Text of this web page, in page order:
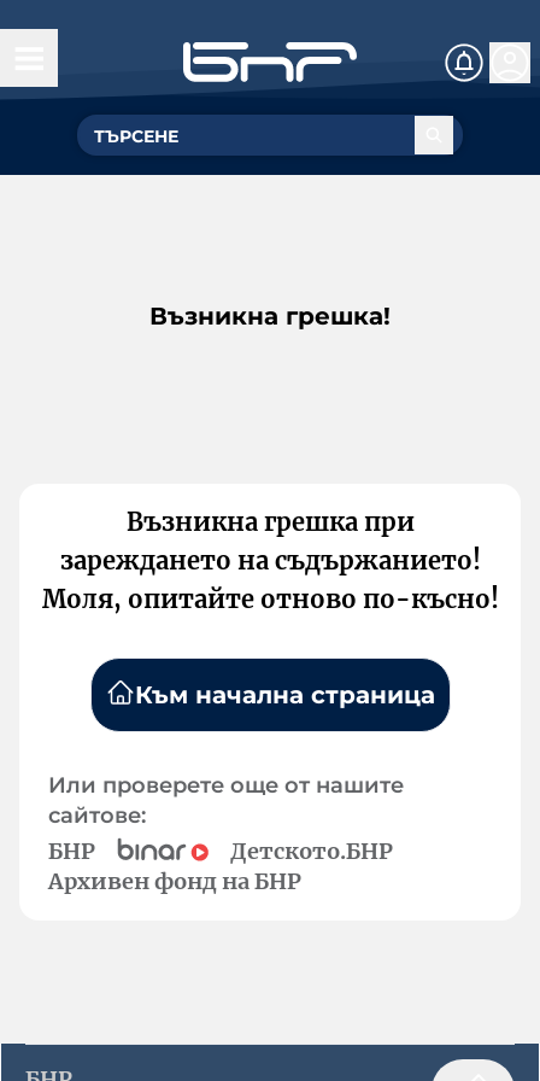
Възникна грешка!
Възникна грешка при
зареждането на съдържанието!
Моля, опитайте отново по-късно!
Към начална страница
Или проверете още от нашите
сайтове:
БНР
Детското.БНР
Архивен фонд на БНР